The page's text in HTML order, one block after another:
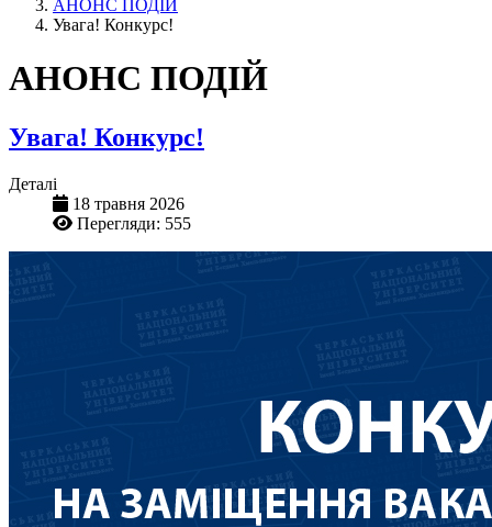
АНОНС ПОДІЙ
Увага! Конкурс!
АНОНС ПОДІЙ
Увага! Конкурс!
Деталі
18 травня 2026
Перегляди: 555